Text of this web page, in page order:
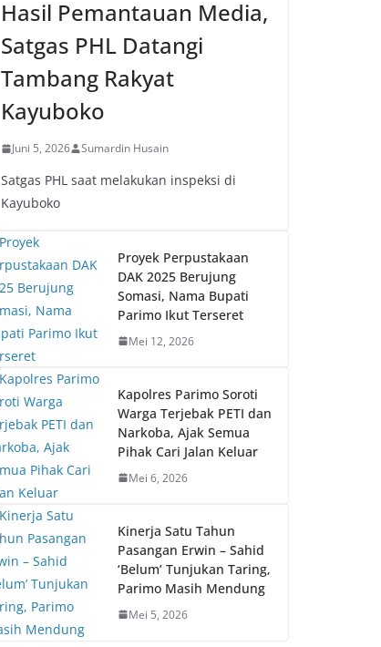
Hasil Pemantauan Media,
Satgas PHL Datangi
Tambang Rakyat
Kayuboko
Juni 5, 2026 Sumardin Husain
Satgas PHL saat melakukan inspeksi di
Kayuboko
Proyek Perpustakaan
DAK 2025 Berujung
Somasi, Nama Bupati
Parimo Ikut Terseret
Mei 12, 2026
Kapolres Parimo Soroti
Warga Terjebak PETI dan
Narkoba, Ajak Semua
Pihak Cari Jalan Keluar
Mei 6, 2026
Kinerja Satu Tahun
Pasangan Erwin – Sahid
‘Belum’ Tunjukan Taring,
Parimo Masih Mendung
Mei 5, 2026